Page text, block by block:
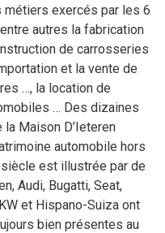
exercés par les 6
autres la fabrication
de carrosseries
et la vente de
…, la location de
… Des dizaines
Maison D’Ieteren
automobile hors
siècle est illustrée par de
Audi, Bugatti, Seat,
et Hispano-Suiza ont
bien présentes au